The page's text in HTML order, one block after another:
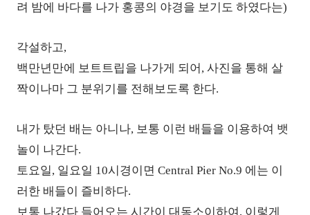
려 밤에 바다를 나가 홍콩의 야경을 보기도 하였다는)
각설하고,
백만년만에 보트트립을 나가게 되어, 사진을 통해 살
짝이나마 그 분위기를 전해보도록 한다.
내가 탔던 배는 아니나, 보통 이런 배들을 이용하여 뱃
놀이 나간다.
토요일, 일요일 10시경이면 Central Pier No.9 에는 이
러한 배들이 즐비하다.
보통 나갔다 들어오는 시간이 대동소이하여, 이렇게